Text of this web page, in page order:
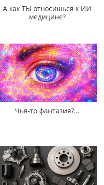
А как ТЫ относишься к ИИ
медицине?
Чья-то фантазия?...